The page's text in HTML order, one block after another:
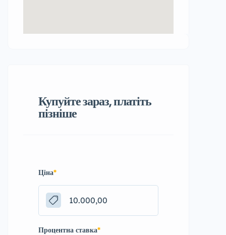
Купуйте зараз, платіть
пізніше
Ціна*
Процентна ставка*